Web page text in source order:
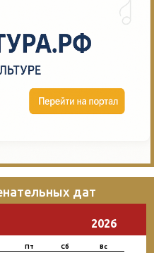
дат
2026
Пт Сб Вс